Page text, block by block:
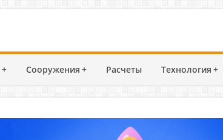
+ Сооружения + Расчеты Технология +